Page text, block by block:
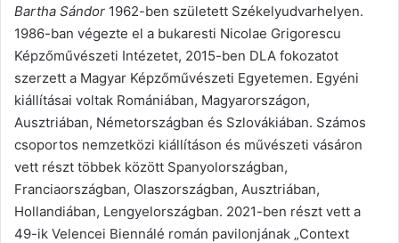
Bartha Sándor 1962-ben született Székelyudvarhelyen.
1986-ban végezte el a bukaresti Nicolae Grigorescu
Képzőművészeti Intézetet, 2015-ben DLA fokozatot
szerzett a Magyar Képzőművészeti Egyetemen. Egyéni
kiállításai voltak Romániában, Magyarországon,
Ausztriában, Németországban és Szlovákiában. Számos
csoportos nemzetközi kiállításon és művészeti vásáron
vett részt többek között Spanyolországban,
Franciaországban, Olaszországban, Ausztriában,
Hollandiában, Lengyelországban. 2021-ben részt vett a
49-ik Velencei Biennálé román pavilonjának „Context